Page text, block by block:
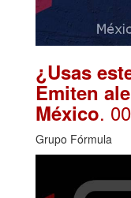
¿Usas
Emiten
México.
Grupo Fórmula